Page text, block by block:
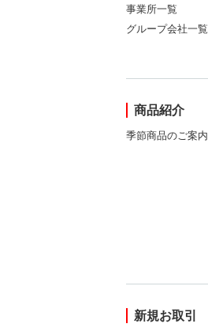
事業所一覧
グループ会社一覧
商品紹介
季節商品のご案内
新規お取引